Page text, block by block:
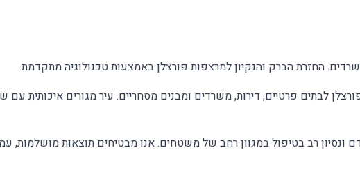
החזרת הברק והנקיון למרצפות פורצלן באמצעות טכנולוגיה מתקדמת.
לבתים פרטיים, דירות, משרדים ומבנים מסחריים. עיר מגורים איכותית עם
ונסיון רב בטיפול במגוון רחב של משטחים. אנו מבטיחים תוצאות מושלמות,